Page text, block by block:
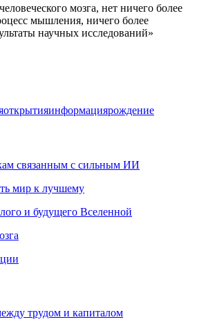
мозга, нет ничего более
мышления, ничего более
научных исследований»
открытияинформациярождение
связанным с сильным ИИ
мир к лучшему
и будущего Вселенной
трудом и капиталом